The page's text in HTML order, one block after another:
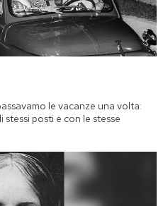
le vacanze una volta:
posti e con le stesse